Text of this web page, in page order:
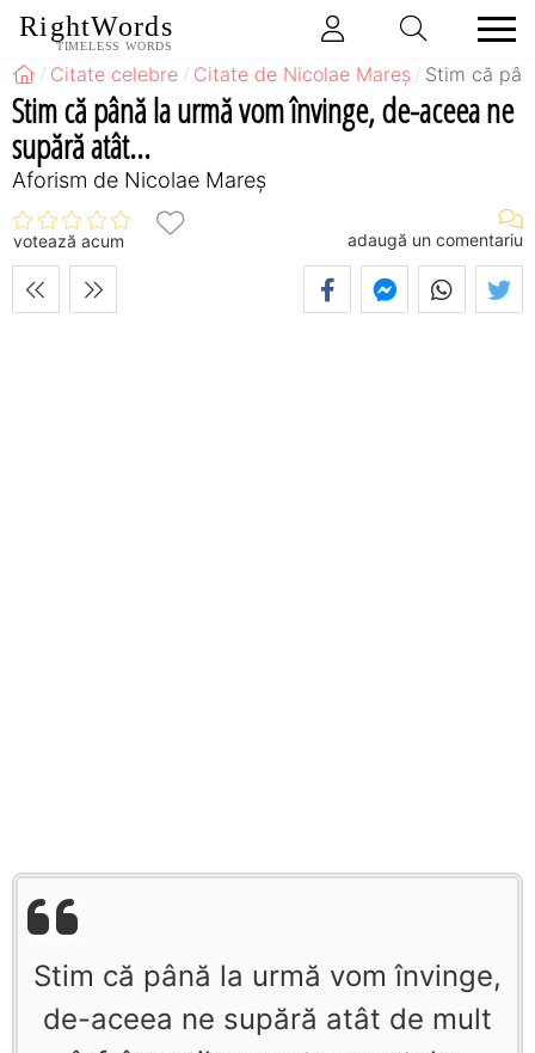
RightWords
TIMELESS WORDS
Citate celebre Citate de Nicolae Mareș Stim că
Stim că până la urmă vom învinge, de-aceea ne
supără atât...
Aforism de Nicolae Mareș
votează acum adaugă un comentariu
Stim că până la urmă vom învinge,
de-aceea ne supără atât de mult